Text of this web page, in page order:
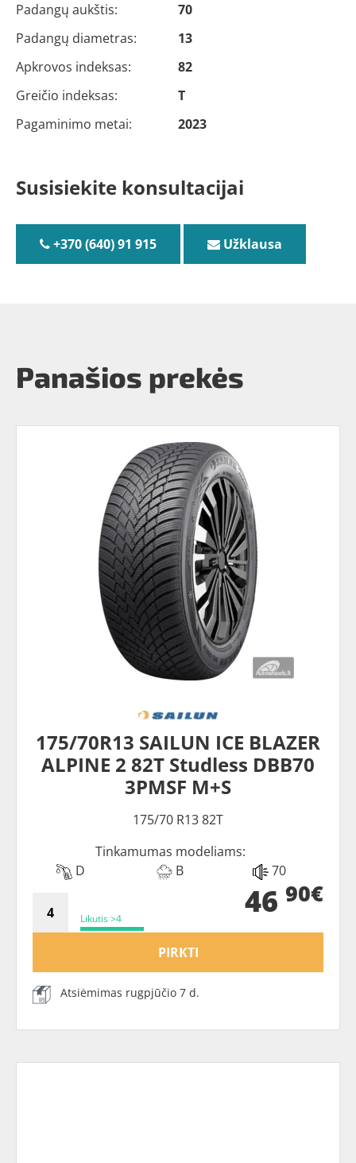
Padangų aukštis:
70
Padangų diametras:
13
Apkrovos indeksas:
82
Greičio indeksas:
T
Pagaminimo metai:
2023
Susisiekite konsultacijai
+370 (640) 91 915 Užklausa
Panašios prekės
175/70R13 SAILUN ICE BLAZER
ALPINE 2 82T Studless DBB70
3PMSF M+S
175/70 R13 82T
Tinkamumas modeliams:
D
B 70
Likutis >4 46 90€
PIRKTI
Atsiėmimas rugpjūčio 7 d.